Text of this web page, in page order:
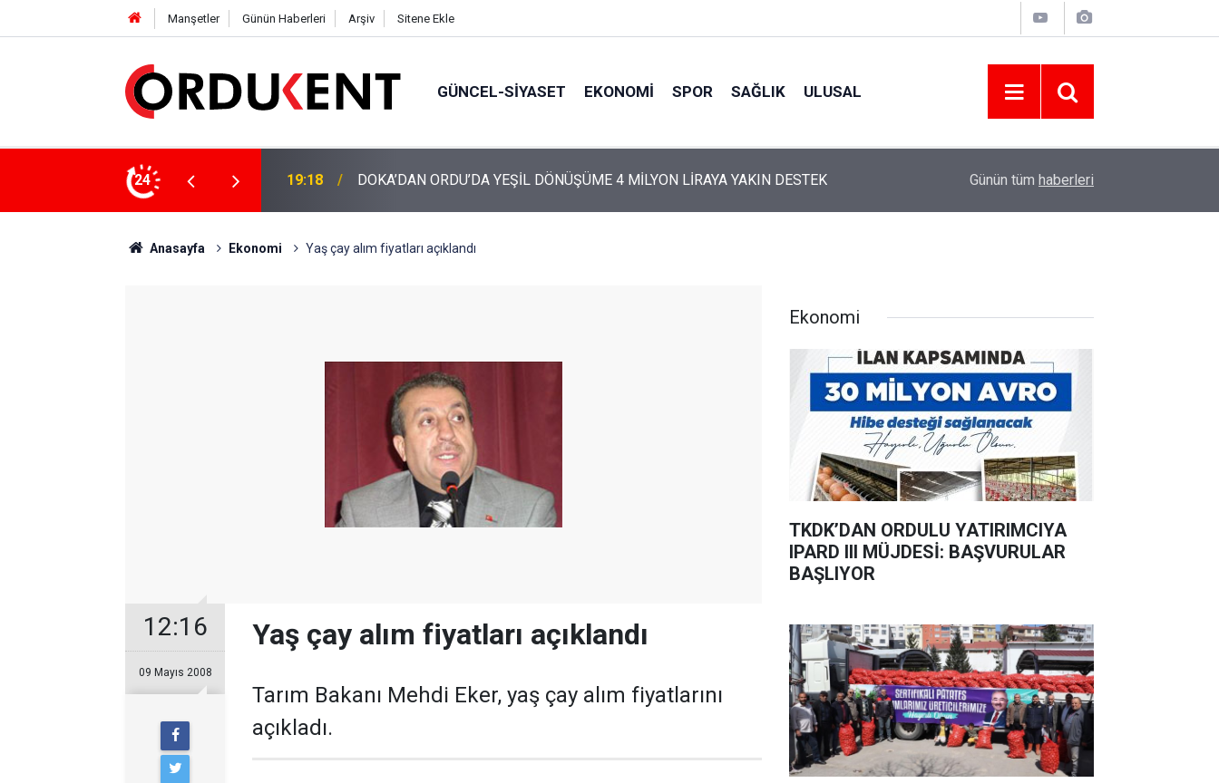
Manşetler Günün Haberleri Arşiv Sitene Ekle
GÜNCEL-SIYASET EKONOMI SPOR SAĞLIK ULUSAL
24
4 MİLYON LİRAYA YAKIN DESTEK 12:46 YENİ PARTİ’NİN ORDU’DAKİ 69 KİŞİLİK KURUCU KADROSU AÇIKLANDI YENİ PARTİ ALTINORDU’DA KURUCU
Günün tüm haberleri
Anasayfa Ekonomi Yaş çay alım fiyatları açıklandı
12:16
09 Mayıs 2008
Yaş çay alım fiyatları açıklandı
Tarım Bakanı Mehdi Eker, yaş çay alım fiyatlarını
açıkladı.
Ekonomi
TKDK’DAN ORDULU YATIRIMCIYA
IPARD III MÜJDESİ: BAŞVURULAR
BAŞLIYOR